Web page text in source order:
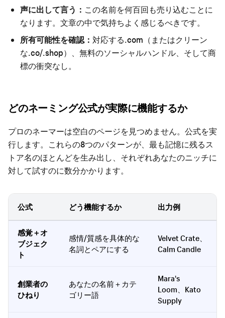
声に出して言う： この名前を何百回も売り込むことに
なります。文章の中で気持ちよく感じるべきです。
所有可能性を確認： 対応する.com（またはクリーン
な.co/.shop）、無料のソーシャルハンドル、そして商
標の衝突なし。
どのネーミング公式が実際に機能するか
プロのネーマーは空白のページを見つめません。公式を実
行します。これらの8つのパターンが、最も記憶に残るス
トア名のほとんどを生み出し、それぞれあなたのニッチに
対して試すのに数分かかります。
公式 どう機能するか 出力例
感覚＋オ
ブジェク
ト
感情/質感を具体的な
名詞とペアにする
Velvet Crate、
Calm Candle
創業者の
ひねり
あなたの名前＋カテ
ゴリー語
Mara's
Loom、Kato
Supply